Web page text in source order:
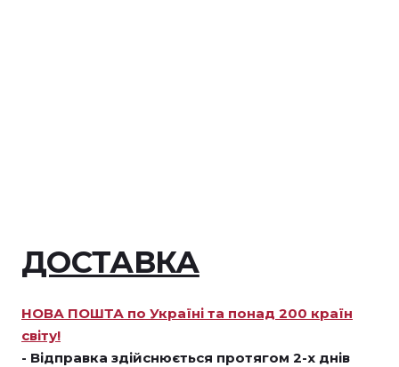
ДОСТАВКА
НОВА ПОШТА по Україні та понад 200 країн
світу!
- Відправка здійснюється протягом 2-х днів